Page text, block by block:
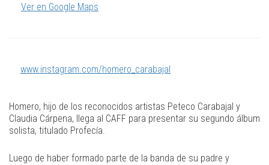
Ver en Google Maps
www.instagram.com/homero_carabajal
Homero, hijo de los reconocidos artistas Peteco Carabajal y
Claudia Cárpena, llega al CAFF para presentar su segundo álbum
solista, titulado Profecía.
Luego de haber formado parte de la banda de su padre y